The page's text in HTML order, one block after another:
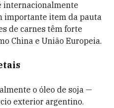
internacionalmente
importante item da pauta
de carnes têm forte
China e União Europeia.
o óleo de soja —
exterior argentino.